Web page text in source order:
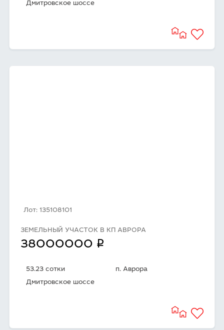
Дмитровское шоссе
Лот: 135108101
ЗЕМЕЛЬНЫЙ УЧАСТОК В КП АВРОРА
38000000 q
53.23 сотки
п. Аврора
Дмитровское шоссе